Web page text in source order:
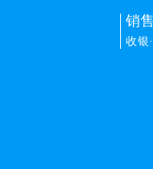
销
收银